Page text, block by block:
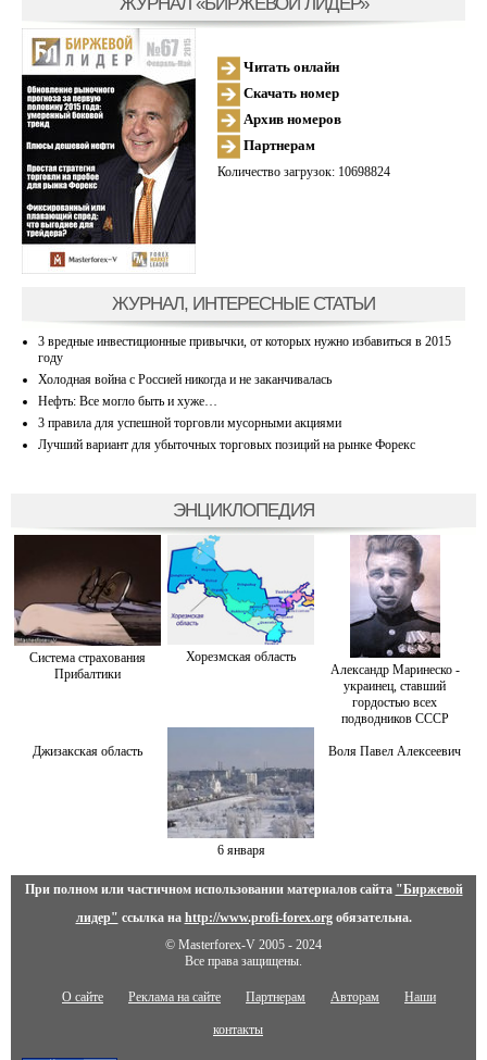
Читать онлайн
Скачать номер
Архив номеров
Партнерам
Количество загрузок: 10698824
ЖУРНАЛ, ИНТЕРЕСНЫЕ СТАТЬИ
3 вредные инвестиционные привычки, от которых нужно избавиться в 2015
году
Холодная война с Россией никогда и не заканчивалась
Нефть: Все могло быть и хуже…
3 правила для успешной торговли мусорными акциями
Лучший вариант для убыточных торговых позиций на рынке Форекс
ЭНЦИКЛОПЕДИЯ
Система страхования
Прибалтики
Хорезмская область
Александр Маринеско -
украинец, ставший
гордостью всех
подводников СССР
Джизакская область
6 января
Воля Павел Алексеевич
При полном или частичном использовании материалов сайта "Биржевой
лидер" ссылка на http://www.profi-forex.orgобязательна.
© Masterforex-V 2005 - 2024
Все права защищены.
О сайте Реклама на сайте Партнерам Авторам Наши
контакты